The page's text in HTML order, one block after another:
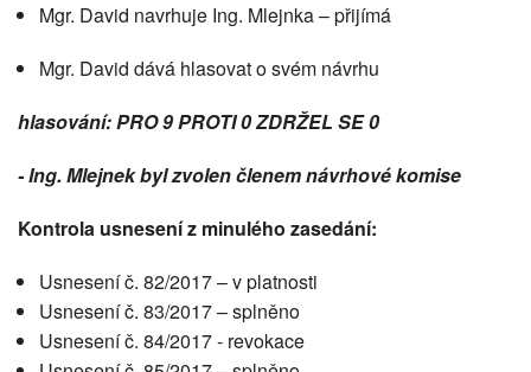
Mgr. David navrhuje Ing. Mlejnka – přijímá
Mgr. David dává hlasovat o svém návrhu
hlasování: PRO 9 PROTI 0 ZDRŽEL SE 0
- Ing. Mlejnek byl zvolen členem návrhové komise
Kontrola usnesení z minulého zasedání:
Usnesení č. 82/2017 – v platnosti
Usnesení č. 83/2017 – splněno
Usnesení č. 84/2017 - revokace